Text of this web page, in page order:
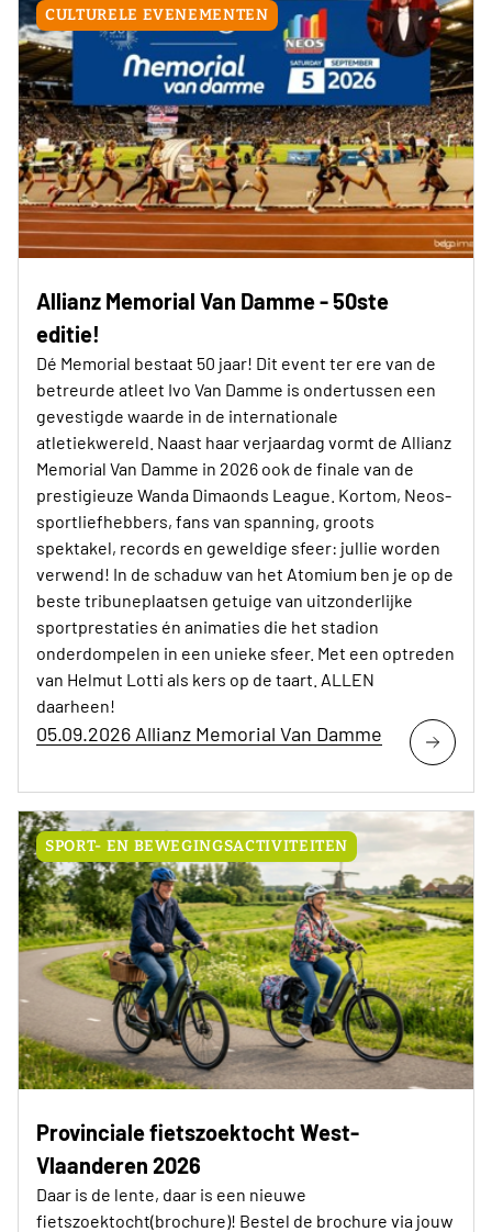
CULTURELE EVENEMENTEN
Allianz Memorial Van Damme - 50ste
editie!
Dé Memorial bestaat 50 jaar! Dit event ter ere van de
betreurde atleet Ivo Van Damme is ondertussen een
gevestigde waarde in de internationale
atletiekwereld. Naast haar verjaardag vormt de Allianz
Memorial Van Damme in 2026 ook de finale van de
prestigieuze Wanda Dimaonds League. Kortom, Neos-
sportliefhebbers, fans van spanning, groots
spektakel, records en geweldige sfeer: jullie worden
verwend! In de schaduw van het Atomium ben je op de
beste tribuneplaatsen getuige van uitzonderlijke
sportprestaties én animaties die het stadion
onderdompelen in een unieke sfeer. Met een optreden
van Helmut Lotti als kers op de taart. ALLEN
daarheen!
05.09.2026 Allianz Memorial Van Damme
SPORT- EN BEWEGINGSACTIVITEITEN
Provinciale fietszoektocht West-
Vlaanderen 2026
Daar is de lente, daar is een nieuwe
fietszoektocht(brochure)! Bestel de brochure via jouw